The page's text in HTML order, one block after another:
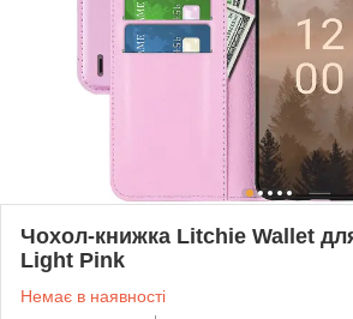
Чохол-книжка Litchie Wallet
Light Pink
Немає в наявності